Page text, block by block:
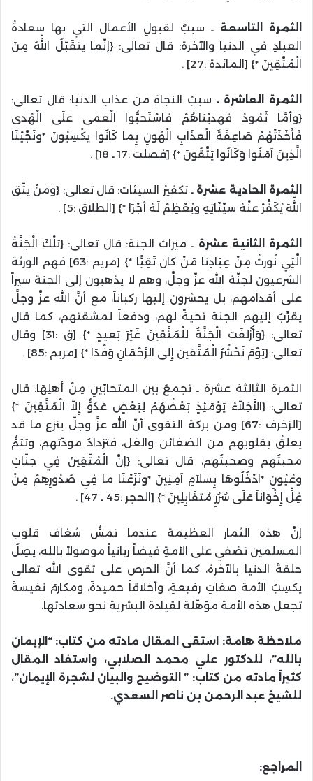
الثمرة التاسعة ـ سببٌ لقبولِ الأعمال التي بها سعادةُ
العبادِ في الدنيا والآخرة: قال تعالى: {إِنَّمَا يَتَقَبَّلُ اللَّهُ مِنَ
الْمُتَّقِينَ *} [المائدة :27] .
الثمرة العاشرة ـ سببُ النجاةِ من عذاب الدنيا: قال تعالى:
{وَأَمَّا ثَمُودُ فَهَدَيْنَاهُمْ فَاسْتَحَبُّوا الْعَمَى عَلَى الْهُدَى
فَأَخَذَتْهُمْ صَاعِقَةُ الْعَذَابِ الْهُونِ بِمَا كَانُوا يَكْسِبُونَ *وَنَجَّيْنَا
الَّذِينَ آمَنُوا وَكَانُوا يَتَّقُونَ *} [فصلت :17 ـ 18] .
الثمرة الحادية عشرة ـ تكفيرُ السيئات: قال تعالى: {وَمَنْ يَتَّقِ
اللَّهَ يُكَفِّرْ عَنْهُ سَيِّئَاتِهِ وَيُعْظِمْ لَهُ أَجْرًا *} [الطلاق :5] .
الثمرة الثانية عشرة ـ ميراث الجنة: قال تعالى: {تِلْكَ الْجَنَّةُ
الَّتِي نُورِثُ مِنْ عِبَادِنَا مَنْ كَانَ تَقِيًّا *} [مريم :63] فهم الورثة
الشرعيون لجنّة الله عزَّ وجلَّ، وهم لا يذهبون إلى الجنة سيراً
على أقدامهم، بل يحشرون إليها ركباناً، مع أنَّ الله عزَّ وجلَّ
يقرِّبُ إليهم الجنة تحيةً لهم، ودفعاً لمشقتهم، كما قال
تعالى: {وَأُزْلِفَتِ الْجَنَّةُ لِلْمُتَّقِينَ غَيْرَ بَعِيدٍ *} [ق :31] وقال
تعالى: {يَوْمَ نَحْشُرُ الْمُتَّقِينَ إِلَى الرَّحْمَانِ وَفْدًا *} [مريم :85] .
الثمرة الثالثة عشرة ـ تجمعُ بين المتحابّينِ مِنْ أهلِهَا: قال
تعالى: {الأَخِلاَّءُ يَوْمَئِذٍ بَعْضُهُمْ لِبَعْضٍ عَدُوٌّ إِلاَّ الْمُتَّقِينَ *}
[الزخرف :67] ومن بركة التقوى أنَّ الله عزَّ وجلَّ ينزع ما قد
يعلقُ بقلوبهم من الضغائن والغل، فتزدادُ مودَّتهم، وتتمُّ
محبتُهم وصحبتُهم، قال تعالى: {إِنَّ الْمُتَّقِينَ فِي جَنَّاتٍ
وَعُيُونٍ *ادْخُلُوهَا بِسَلاَمٍ آمِنِينَ *وَنَزَعْنَا مَا فِي صُدُورِهِمْ مِنْ
غِلٍّ إِخْوَاناً عَلَى سُرُرٍ مُتَقَابِلِينَ *} [الحجر :45 ـ 47] .
إنَّ هذه الثمار العظيمة عندما تمسُّ شغافَ قلوبِ
المسلمين تضفي على الأمةِ فيضاً ربانياً موصولاً بالله، يصِلُ
حلقةَ الدنيا بالآخرة، كما أنَّ الحرص على تقوى الله تعالى
يكسِبُ الأمة صفاتٍ رفيعةٍ، وأخلاقاً حميدةً، ومكارمَ نفيسةً
تجعل هذه الأمة مؤهَّلة لقيادة البشرية نحو سعادتها.
ملاحظة هامة: استقى المقال مادته من كتاب: “الإيمان
بالله”، للدكتور علي محمد الصلابي، واستفاد المقال
كثيراً مادته من كتاب: ” التوضيح والبيان لشجرة الإيمان”،
للشيخ عبد الرحمن بن ناصر السعدي.
المراجع: